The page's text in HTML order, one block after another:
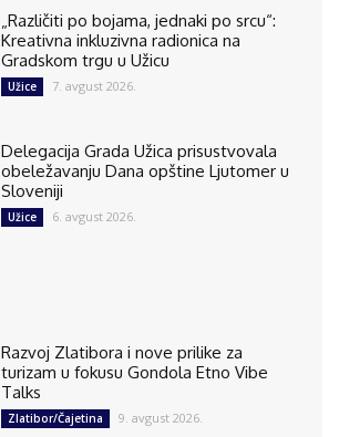
„Različiti po bojama, jednaki po srcu“:
Kreativna inkluzivna radionica na
Gradskom trgu u Užicu
Užice 7. avgust 2026.
Delegacija Grada Užica prisustvovala
obeležavanju Dana opštine Ljutomer u
Sloveniji
Užice 6. avgust 2026.
Razvoj Zlatibora i nove prilike za
turizam u fokusu Gondola Etno Vibe
Talks
Zlatibor/Čajetina 9. avgust 2026.